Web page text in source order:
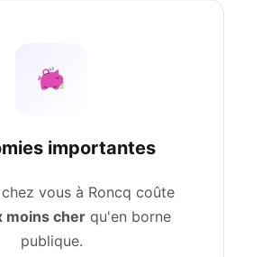
importantes
vous à Roncq coûte
moins cherqu'en borne
publique.